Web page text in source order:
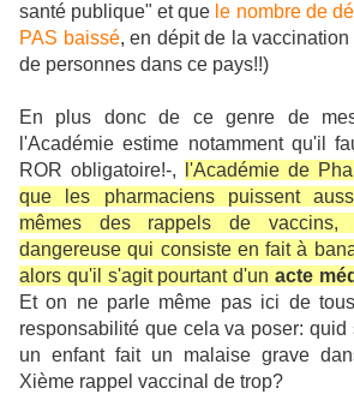
santé publique" et que le nombre de
PAS baissé, en dépit de la
de personnes dans ce pays!!)
En plus donc de ce genre de
l'Académie estime notamment qu'il
ROR obligatoire!-,
l'Académie de
que les pharmaciens puissent
mêmes des rappels de vaccins,
dangereuse qui consiste en fait à
alors qu'il s'agit pourtant d'un acte
Et on ne parle même pas ici de
responsabilité que cela va poser: quid
un enfant fait un malaise grave
Xième rappel vaccinal de trop?